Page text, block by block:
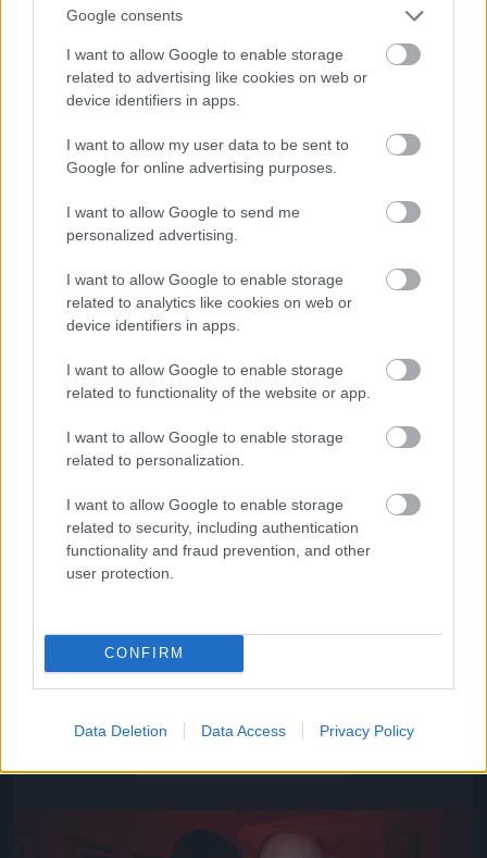
Google consents
I want to allow Google to enable storage
related to advertising like cookies on web or
device identifiers in apps.
I want to allow my user data to be sent to
Google for online advertising purposes.
I want to allow Google to send me
personalized advertising.
I want to allow Google to enable storage
related to analytics like cookies on web or
device identifiers in apps.
I want to allow Google to enable storage
related to functionality of the website or app.
I want to allow Google to enable storage
related to personalization.
I want to allow Google to enable storage
related to security, including authentication
functionality and fraud prevention, and other
user protection.
CONFIRM
Data Deletion Data Access Privacy Policy
Fotó: Szécsi István / Velvet
Jön még kép!
Fotó: Szécsi István / Velvet
Jön még kép!